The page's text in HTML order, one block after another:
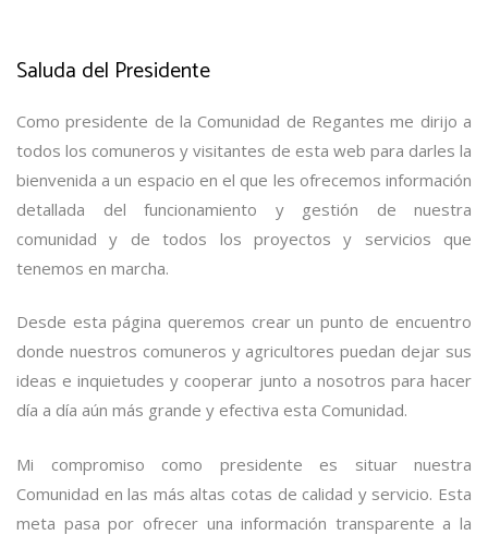
Saluda del Presidente
Como presidente de la Comunidad de Regantes me dirijo a
todos los comuneros y visitantes de esta web para darles la
bienvenida a un espacio en el que les ofrecemos información
detallada del funcionamiento y gestión de nuestra
comunidad y de todos los proyectos y servicios que
tenemos en marcha.
Desde esta página queremos crear un punto de encuentro
donde nuestros comuneros y agricultores puedan dejar sus
ideas e inquietudes y cooperar junto a nosotros para hacer
día a día aún más grande y efectiva esta Comunidad.
Mi compromiso como presidente es situar nuestra
Comunidad en las más altas cotas de calidad y servicio. Esta
meta pasa por ofrecer una información transparente a la